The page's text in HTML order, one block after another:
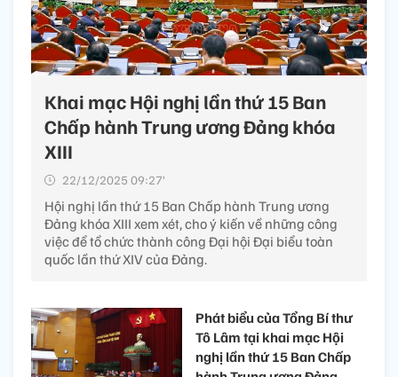
Khai mạc Hội nghị lần thứ 15 Ban
Chấp hành Trung ương Đảng khóa
XIII
22/12/2025 09:27’
Hội nghị lần thứ 15 Ban Chấp hành Trung ương
Đảng khóa XIII xem xét, cho ý kiến về những công
việc để tổ chức thành công Đại hội Đại biểu toàn
quốc lần thứ XIV của Đảng.
Phát biểu của Tổng Bí thư
Tô Lâm tại khai mạc Hội
nghị lần thứ 15 Ban Chấp